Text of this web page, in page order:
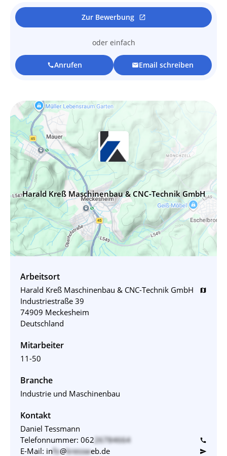
Zur Bewerbung open_in_new
oder einfach
callAnrufen mailEmail schreiben
Harald Kreß Maschinenbau & CNC-Technik GmbH
Arbeitsort
Harald Kreß Maschinenbau & CNC-Technik GmbH map
Industriestraße 39
74909 Meckesheim
Deutschland
Mitarbeiter
11-50
Branche
Industrie und Maschinenbau
Kontakt
Daniel Tessmann
Telefonnummer: 06226784664 call
E-Mail: info@kressweb.de send